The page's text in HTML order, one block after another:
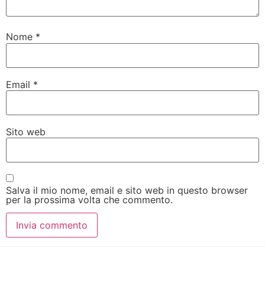
Nome *
Email *
Sito web
Salva il mio nome, email e sito web in questo browser
per la prossima volta che commento.